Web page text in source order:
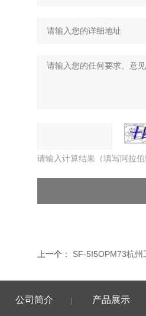
请输入计算结果（填写阿拉
上一个： SF-5I5OPM73杭州
公司简介 产品展示